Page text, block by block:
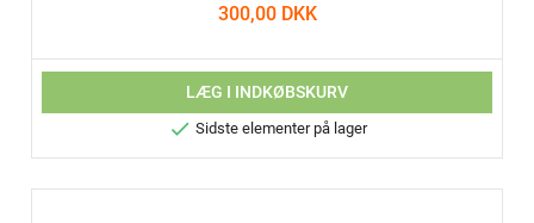
300,00 DKK
LÆG I INDKØBSKURV
 Sidste elementer på lager